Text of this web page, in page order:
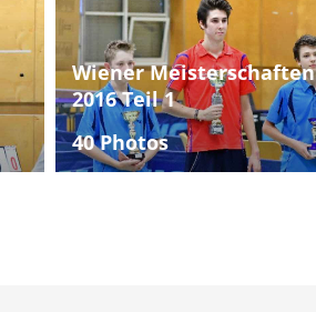
Wiener Meisterschaften
2016 Teil 1
40 Photos